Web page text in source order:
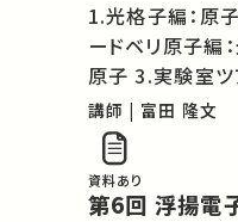
1.光格子編：原子
ードベリ原子編
原子 3.実験
講師 | 富田 隆文
資料あり
第6回 浮揚電